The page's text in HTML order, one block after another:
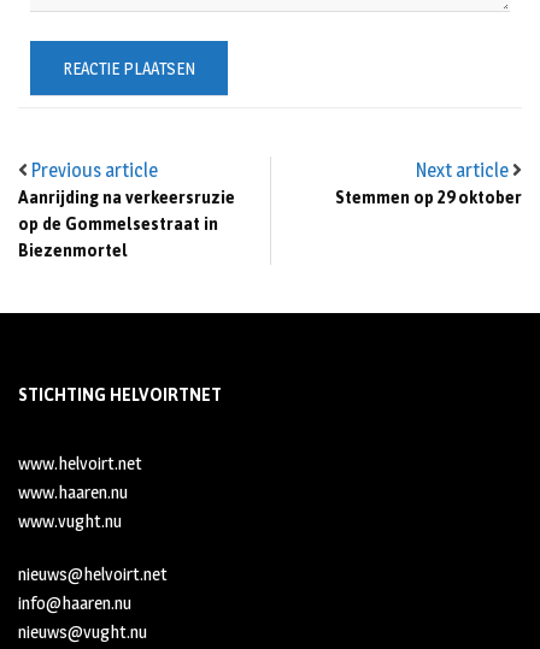
Previous article
Aanrijding na verkeersruzie
op de Gommelsestraat in
Biezenmortel
Next article
Stemmen op 29 oktober
STICHTING HELVOIRTNET
www.helvoirt.net
www.haaren.nu
www.vught.nu
nieuws@helvoirt.net
info@haaren.nu
nieuws@vught.nu